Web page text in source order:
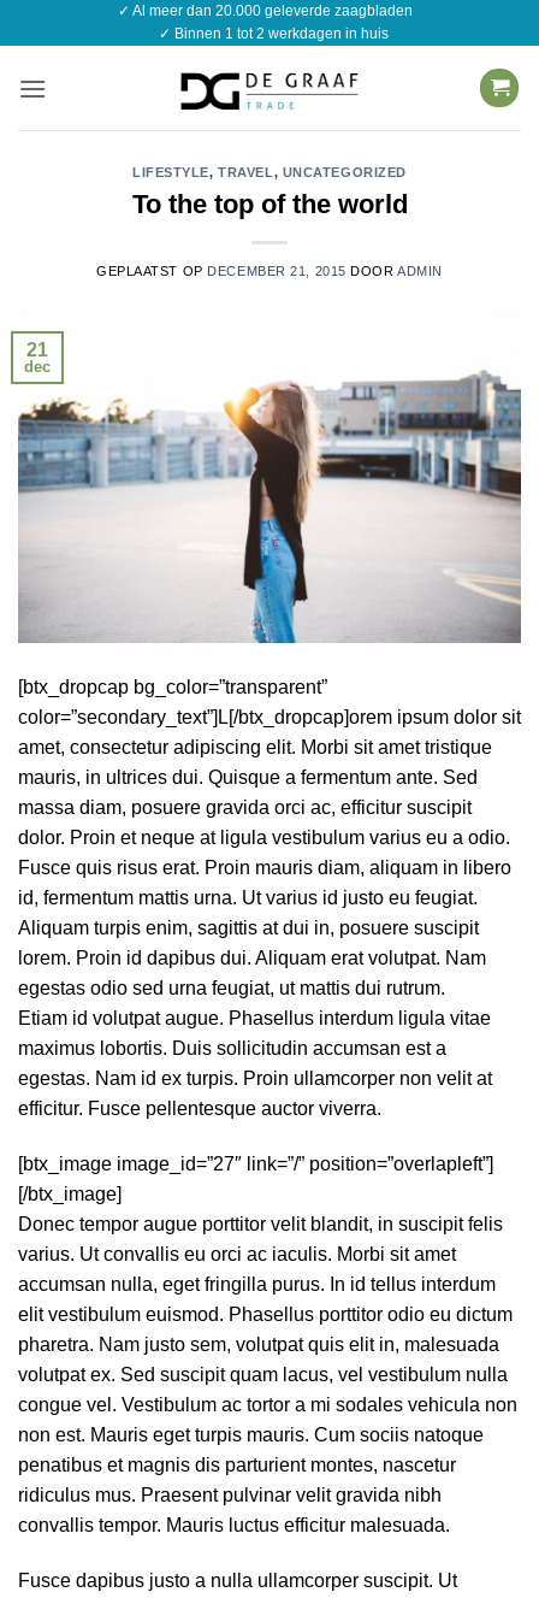
naar
✓ Al meer dan 20.000 geleverde zaagbladen
✓ Binnen 1 tot 2 werkdagen in huis
LIFESTYLE,TRAVEL, UNCATEGORIZED
To the top of the world
GEPLAATST OP DECEMBER 21, 2015 DOORADMIN
21
dec
[btx_dropcap bg_color=”transparent”
color=”secondary_text”]L[/btx_dropcap]orem ipsum dolor sit
amet, consectetur adipiscing elit. Morbi sit amet tristique
mauris, in ultrices dui. Quisque a fermentum ante. Sed
massa diam, posuere gravida orci ac, efficitur suscipit
dolor. Proin et neque at ligula vestibulum varius eu a odio.
Fusce quis risus erat. Proin mauris diam, aliquam in libero
id, fermentum mattis urna. Ut varius id justo eu feugiat.
Aliquam turpis enim, sagittis at dui in, posuere suscipit
lorem. Proin id dapibus dui. Aliquam erat volutpat. Nam
egestas odio sed urna feugiat, ut mattis dui rutrum.
Etiam id volutpat augue. Phasellus interdum ligula vitae
maximus lobortis. Duis sollicitudin accumsan est a
egestas. Nam id ex turpis. Proin ullamcorper non velit at
efficitur. Fusce pellentesque auctor viverra.
[btx_image image_id=”27″ link=”/” position=”overlapleft”]
[/btx_image]
Donec tempor augue porttitor velit blandit, in suscipit felis
varius. Ut convallis eu orci ac iaculis. Morbi sit amet
accumsan nulla, eget fringilla purus. In id tellus interdum
elit vestibulum euismod. Phasellus porttitor odio eu dictum
pharetra. Nam justo sem, volutpat quis elit in, malesuada
volutpat ex. Sed suscipit quam lacus, vel vestibulum nulla
congue vel. Vestibulum ac tortor a mi sodales vehicula non
non est. Mauris eget turpis mauris. Cum sociis natoque
penatibus et magnis dis parturient montes, nascetur
ridiculus mus. Praesent pulvinar velit gravida nibh
convallis tempor. Mauris luctus efficitur malesuada.
Fusce dapibus justo a nulla ullamcorper suscipit. Ut